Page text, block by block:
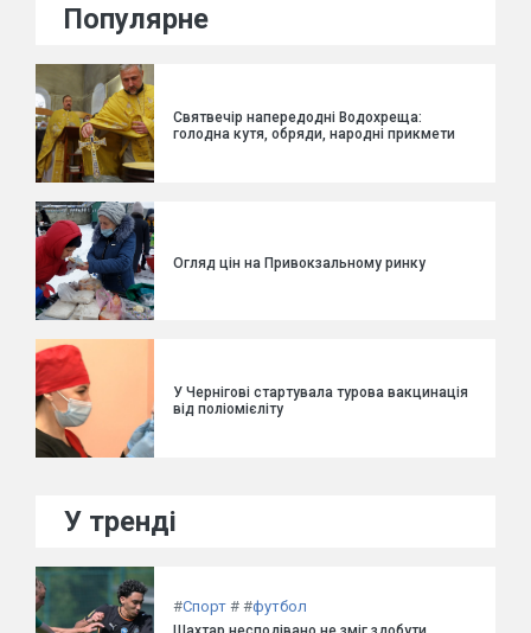
Популярне
Святвечір напередодні Водохреща:
голодна кутя, обряди, народні прикмети
Огляд цін на Привокзальному ринку
У Чернігові стартувала турова вакцинація
від поліомієліту
У тренді
#Спорт # #футбол